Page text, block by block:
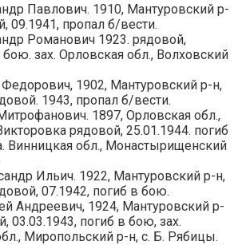
Павлович. 1910, Мантуровский р-
09.1941, пропал б/вести.
Романович 1923. рядовой,
зах. Орловская обл., Волховский
1902, Мантуровский р-н,
1943, пропал б/вести.
1897, Орловская обл.,
рядовой, 25.01.1944. погиб
Винницкая обл., Монастырищенский
Ильич. 1922, Мантуровский р-н,
07.1942, погиб в бою.
Андреевич, 1924, Мантуровский р-
03.03.1943, погиб в бою, зах.
Миропольский р-н, с. Б. Рябицы.